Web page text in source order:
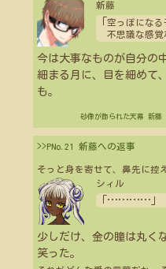
新藤
空っぽになる
不思議な感覚
今は大事なものが自分の
細まる月に、目を細めて
も。
砂像が飾られた天幕 新藤
>>PNo.21 新藤への返事
そっと身を寄せて、鼻先に控
シィル
…………
少しだけ、金の瞳は丸く
笑った。